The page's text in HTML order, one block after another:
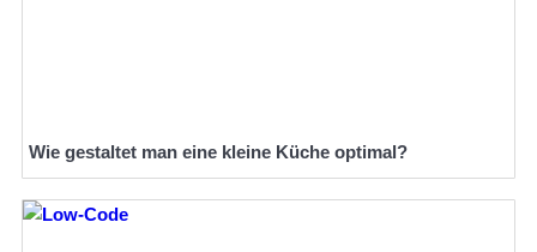
Wie gestaltet man eine kleine Küche optimal?